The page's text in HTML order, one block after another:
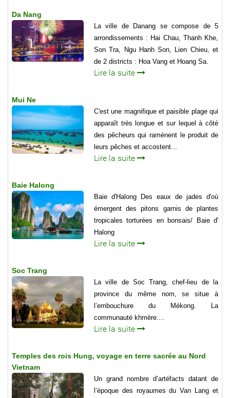
Da Nang
La ville de Danang se compose de 5
arrondissements : Hai Chau, Thanh Khe,
Son Tra, Ngu Hanh Son, Lien Chieu, et
de 2 districts : Hoa Vang et Hoang Sa.
Lire la suite
Mui Ne
C'est une magnifique et paisible plage qui
apparaît très longue et sur lequel à côté
des pêcheurs qui ramènent le produit de
leurs pêches et accostent...
Lire la suite
Baie Halong
Baie d'Halong Des eaux de jades d'où
émergent des pitons garnis de plantes
tropicales torturées en bonsais/ Baie d'
Halong
Lire la suite
Soc Trang
La ville de Soc Trang, chef-lieu de la
province du même nom, se situe à
l’embouchure du Mékong. La
communauté khmère....
Lire la suite
Temples des rois Hung, voyage en terre sacrée au Nord
Vietnam
Un grand nombre d’artéfacts datant de
l’époque des royaumes du Van Lang et